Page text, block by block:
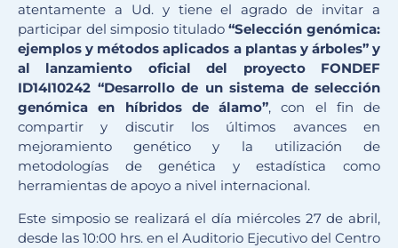
atentamente a Ud. y tiene el agrado de invitar a
participar del simposio titulado“Selección genómica:
ejemplos y métodos aplicados a plantas y árboles” y
al lanzamiento oficial del proyecto FONDEF
ID14I10242 “Desarrollo de un sistema de selección
genómica en híbridos de álamo”, con el fin de
compartir y discutir los últimos avances en
mejoramiento genético y la utilización de
metodologías de genética y estadística como
herramientas de apoyo a nivel internacional.
Este simposio se realizará el día miércoles 27 de abril,
desde las 10:00 hrs. en el Auditorio Ejecutivo del Centro